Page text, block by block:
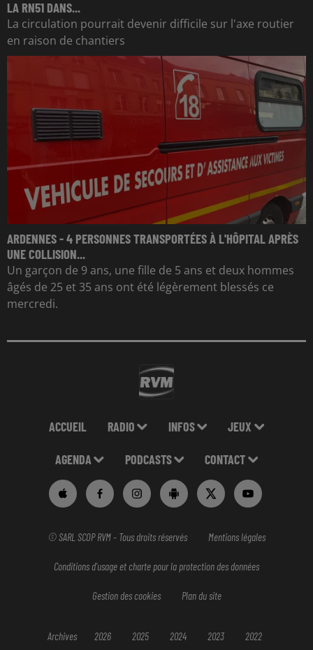
LA RN51 DANS...
La circulation pourrait devenir difficile sur l'axe routier
en raison de chantiers
ARDENNES - 4 PERSONNES TRANSPORTÉES À L'HÔPITAL APRÈS
UNE COLLISION...
Un garçon de 9 ans, une fille de 5 ans et deux hommes
âgés de 25 et 35 ans ont été légèrement blessés ce
mercredi.
ACCUEIL RADIO INFOS JEUX
AGENDA PODCASTS CONTACT
© SARL SCOP RVM - Tous droits réservés Mentions légales
Conditions d'usage et charte pour la protection des données
Gestion des cookies Plan du site
Archives 2026 2025 2024 2023 2022